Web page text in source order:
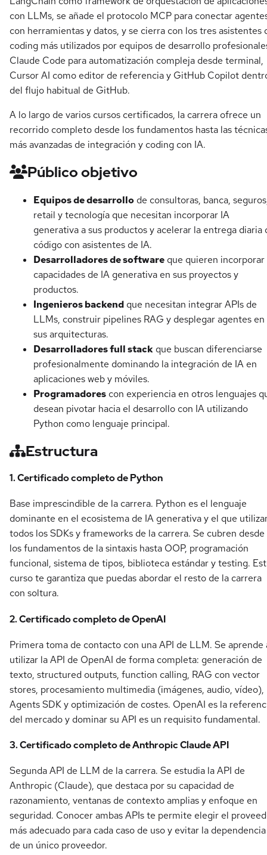
con LLMs, se añade el protocolo MCP para conectar
con herramientas y datos, y se cierra con los tres asistentes
coding más utilizados por equipos de desarrollo
Claude Code para automatización compleja desde terminal,
Cursor AI como editor de referencia y GitHub Copilot
del flujo habitual de GitHub.
A lo largo de varios cursos certificados, la carrera ofrece un
recorrido completo desde los fundamentos hasta las
más avanzadas de integración y coding con IA.
Público objetivo
Equipos de desarrollo de consultoras, banca,
retail y tecnología que necesitan incorporar IA
generativa a sus productos y acelerar la entrega diaria
código con asistentes de IA.
Desarrolladores de software que quieren incorporar
capacidades de IA generativa en sus proyectos y
productos.
Ingenieros backend que necesitan integrar APIs de
LLMs, construir pipelines RAG y desplegar agentes en
sus arquitecturas.
Desarrolladores full stack que buscan diferenciarse
profesionalmente dominando la integración de IA en
aplicaciones web y móviles.
Programadores con experiencia en otros lenguajes
desean pivotar hacia el desarrollo con IA utilizando
Python como lenguaje principal.
Estructura
1. Certificado completo de Python
Base imprescindible de la carrera. Python es el lenguaje
dominante en el ecosistema de IA generativa y el que
todos los SDKs y frameworks de la carrera. Se cubren desde
los fundamentos de la sintaxis hasta OOP, programación
funcional, sistema de tipos, biblioteca estándar y testing.
curso te garantiza que puedas abordar el resto de la carrera
con soltura.
2. Certificado completo de OpenAI
Primera toma de contacto con una API de LLM. Se aprende
utilizar la API de OpenAI de forma completa: generación de
texto, structured outputs, function calling, RAG con vector
stores, procesamiento multimedia (imágenes, audio, vídeo),
Agents SDK y optimización de costes. OpenAI es la
del mercado y dominar su API es un requisito fundamental.
3. Certificado completo de Anthropic Claude API
Segunda API de LLM de la carrera. Se estudia la API de
Anthropic (Claude), que destaca por su capacidad de
razonamiento, ventanas de contexto amplias y enfoque en
seguridad. Conocer ambas APIs te permite elegir el
más adecuado para cada caso de uso y evitar la dependencia
de un único proveedor.